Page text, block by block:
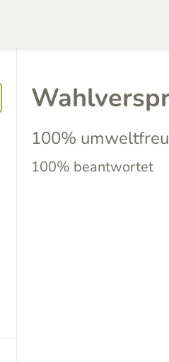
100%
100% beantwortet